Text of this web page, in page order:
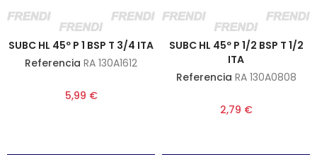
SUBC HL 45º P 1 BSP T 3/4 ITA
Referencia RA 130A1612
5,99 €
SUBC HL 45º P 1/2 BSP T 1/2
ITA
Referencia RA 130A0808
2,79 €